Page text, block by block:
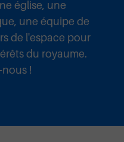
église, une
une équipe de
de l'espace pour
du royaume.
!